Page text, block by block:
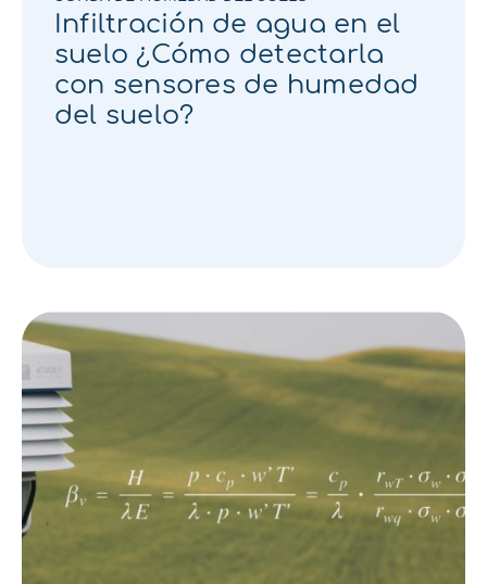
Infiltración de agua en el
suelo ¿Cómo detectarla
con sensores de humedad
del suelo?